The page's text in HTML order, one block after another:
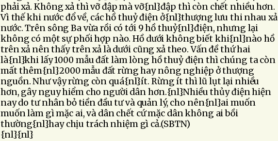
phải xả. Không xả thì vỡ đập mà vỡ{nl}đập thì còn chết nhiều hơn.
Vì thế khi nước đổ về, các hồ thuỷ điện ở{nl}thượng lưu thi nhau xả
nước. Trên sông Ba vừa rồi có tới 9 hồ thuỷ{nl}điện, nhưng lại
không có một sự phối hợp nào. Hồ dưới không biết khi{nl}nào hồ
trên xả nên thấy trên xả là dưới cũng xả theo. Vấn đề thứ hai
là{nl}khi lấy 1000 mẫu đất làm lòng hồ thuỷ điện thì chúng ta còn
mất thêm{nl}2000 mẫu đất rừng hay nông nghiệp ở thượng
nguồn. Như vậy rừng còn quá{nl}ít. Rừng ít thì lũ lụt lại nhiều
hơn, gây nguy hiểm cho người dân hơn.{nl}Nhiều thủy điện hiện
nay do tư nhân bỏ tiền đầu tư và quản lý, cho nên{nl}ai muốn
muốn làm gì mặc ai, và dân chết cứ mặc dân không ai bồi
thường{nl}hay chịu trách nhiệm gì cả.(SBTN)
{nl}{nl}